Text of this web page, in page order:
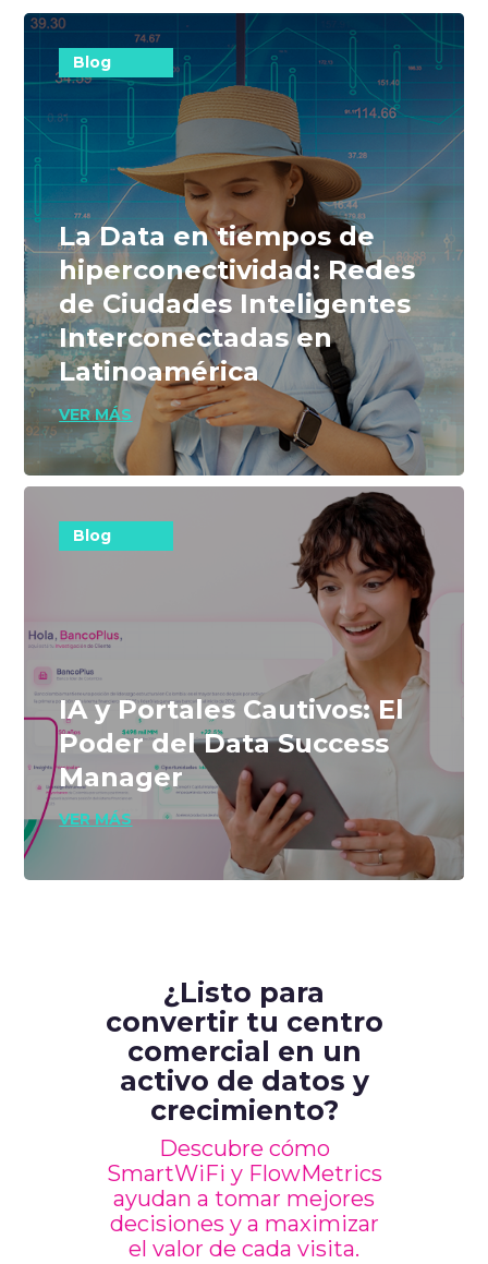
Blog
La Data en tiempos de
hiperconectividad: Redes
de Ciudades Inteligentes
Interconectadas en
Latinoamérica
VER MÁS
Blog
IA y Portales Cautivos: El
Poder del Data Success
Manager
VER MÁS
¿Listo para
convertir tu centro
comercial en un
activo de datos y
crecimiento?
Descubre cómo
SmartWiFi y FlowMetrics
ayudan a tomar mejores
decisiones y a maximizar
el valor de cada visita.